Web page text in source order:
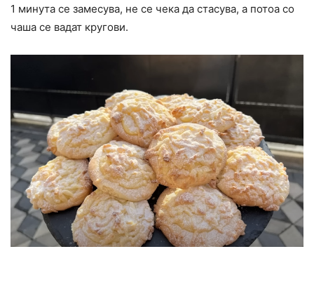
1 минута се замесува, не се чека да стасува, а потоа со
чаша се вадат кругови.